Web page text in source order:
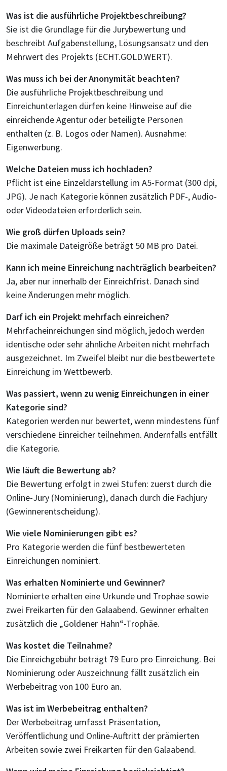
Was ist die ausführliche Projektbeschreibung?
Sie ist die Grundlage für die Jurybewertung und
beschreibt Aufgabenstellung, Lösungsansatz und den
Mehrwert des Projekts (ECHT.GOLD.WERT).
Was muss ich bei der Anonymität beachten?
Die ausführliche Projektbeschreibung und
Einreichunterlagen dürfen keine Hinweise auf die
einreichende Agentur oder beteiligte Personen
enthalten (z. B. Logos oder Namen). Ausnahme:
Eigenwerbung.
Welche Dateien muss ich hochladen?
Pflicht ist eine Einzeldarstellung im A5-Format (300 dpi,
JPG). Je nach Kategorie können zusätzlich PDF-, Audio-
oder Videodateien erforderlich sein.
Wie groß dürfen Uploads sein?
Die maximale Dateigröße beträgt 50 MB pro Datei.
Kann ich meine Einreichung nachträglich bearbeiten?
Ja, aber nur innerhalb der Einreichfrist. Danach sind
keine Änderungen mehr möglich.
Darf ich ein Projekt mehrfach einreichen?
Mehrfacheinreichungen sind möglich, jedoch werden
identische oder sehr ähnliche Arbeiten nicht mehrfach
ausgezeichnet. Im Zweifel bleibt nur die bestbewertete
Einreichung im Wettbewerb.
Was passiert, wenn zu wenig Einreichungen in einer
Kategorie sind?
Kategorien werden nur bewertet, wenn mindestens fünf
verschiedene Einreicher teilnehmen. Andernfalls entfällt
die Kategorie.
Wie läuft die Bewertung ab?
Die Bewertung erfolgt in zwei Stufen: zuerst durch die
Online-Jury (Nominierung), danach durch die Fachjury
(Gewinnerentscheidung).
Wie viele Nominierungen gibt es?
Pro Kategorie werden die fünf bestbewerteten
Einreichungen nominiert.
Was erhalten Nominierte und Gewinner?
Nominierte erhalten eine Urkunde und Trophäe sowie
zwei Freikarten für den Galaabend. Gewinner erhalten
zusätzlich die „Goldener Hahn“-Trophäe.
Was kostet die Teilnahme?
Die Einreichgebühr beträgt 79 Euro pro Einreichung. Bei
Nominierung oder Auszeichnung fällt zusätzlich ein
Werbebeitrag von 100 Euro an.
Was ist im Werbebeitrag enthalten?
Der Werbebeitrag umfasst Präsentation,
Veröffentlichung und Online-Auftritt der prämierten
Arbeiten sowie zwei Freikarten für den Galaabend.